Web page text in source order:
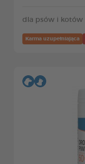
dla psów i kotów
Karma uzupełniająca